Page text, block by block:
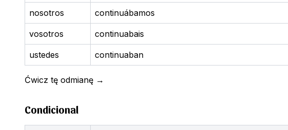
nosotros continuábamos
vosotros continuabais
ustedes continuaban
Ćwicz tę odmianę →
Condicional